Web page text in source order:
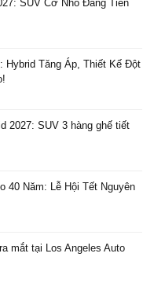
SUV Cỡ Nhỏ Đáng Tiền
Hybrid Tăng Áp, Thiết Kế Đột
2027: SUV 3 hàng ghế tiết
40 Năm: Lễ Hội Tết Nguyên
mắt tại Los Angeles Auto